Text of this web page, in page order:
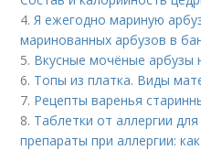
4.Я ежегодно мариную
маринованных арбузов в
5. Вкусные мочёные арбузы
6. Топы из платка. Виды
7. Рецепты варенья
8. Таблетки от аллергии
препараты при аллергии: